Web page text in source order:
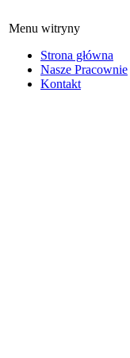
Menu witryny
Strona główna
Nasze Pracownie
Kontakt